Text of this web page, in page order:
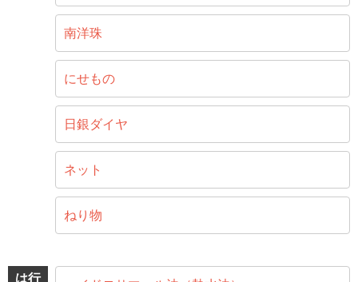
南洋珠
にせもの
日銀ダイヤ
ネット
ねり物
は行